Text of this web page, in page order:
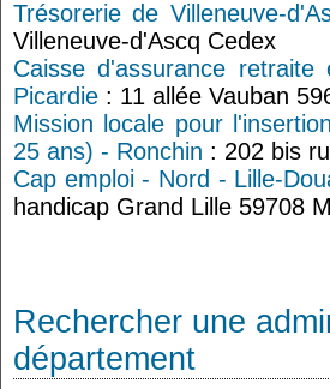
Trésorerie de Villeneuve-
Villeneuve-d'Ascq Cedex
Caisse d'assurance
Picardie : 11 allée Vauban
Mission locale pour
25 ans) - Ronchin : 202 bis
Cap emploi - Nord - Lille-
handicap Grand Lille 59708
Rechercher une
département